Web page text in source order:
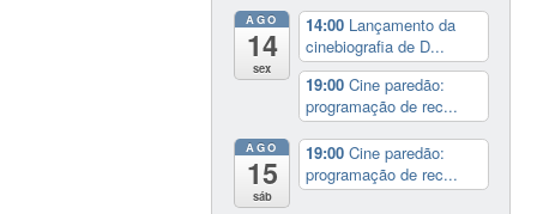
AGO
14
sex
14:00 Lançamento da
cinebiografia de D...
19:00Cine paredão:
programação de rec...
AGO
15
sáb
19:00Cine paredão:
programação de rec...